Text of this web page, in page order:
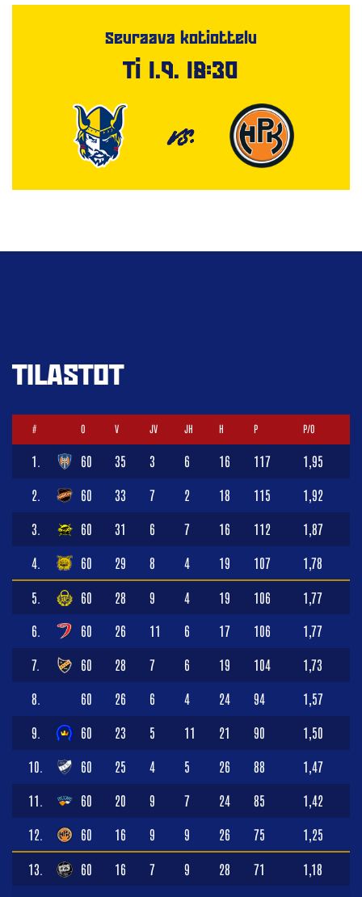
Seuraava kotiottelu
Ti 1.9. 18:30
VS.
TILASTOT
# O V JV JH H P P/O
1. 60 35 3 6 16 117 1,95
2. 60 33 7 2 18 115 1,92
3. 60 31 6 7 16 112 1,87
4. 60 29 8 4 19 107 1,78
5. 60 28 9 4 19 106 1,77
6. 60 26 11 6 17 106 1,77
7. 60 28 7 6 19 104 1,73
8. 60 26 6 4 24 94 1,57
9. 60 23 5 11 21 90 1,50
10. 60 25 4 5 26 88 1,47
11. 60 20 9 7 24 85 1,42
12. 60 16 9 9 26 75 1,25
13. 60 16 7 9 28 71 1,18